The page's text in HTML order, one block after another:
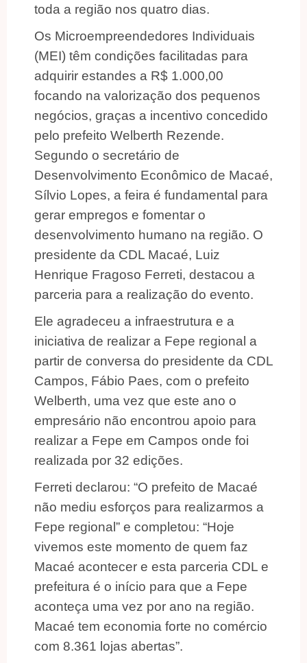
toda a região nos quatro dias.
Os Microempreendedores Individuais
(MEI) têm condições facilitadas para
adquirir estandes a R$ 1.000,00
focando na valorização dos pequenos
negócios, graças a incentivo concedido
pelo prefeito Welberth Rezende.
Segundo o secretário de
Desenvolvimento Econômico de Macaé,
Sílvio Lopes, a feira é fundamental para
gerar empregos e fomentar o
desenvolvimento humano na região. O
presidente da CDL Macaé, Luiz
Henrique Fragoso Ferreti, destacou a
parceria para a realização do evento.
Ele agradeceu a infraestrutura e a
iniciativa de realizar a Fepe regional a
partir de conversa do presidente da CDL
Campos, Fábio Paes, com o prefeito
Welberth, uma vez que este ano o
empresário não encontrou apoio para
realizar a Fepe em Campos onde foi
realizada por 32 edições.
Ferreti declarou: “O prefeito de Macaé
não mediu esforços para realizarmos a
Fepe regional” e completou: “Hoje
vivemos este momento de quem faz
Macaé acontecer e esta parceria CDL e
prefeitura é o início para que a Fepe
aconteça uma vez por ano na região.
Macaé tem economia forte no comércio
com 8.361 lojas abertas”.